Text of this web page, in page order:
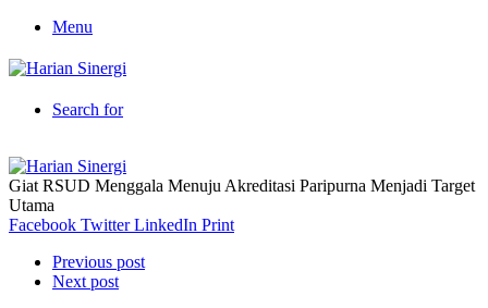
Menu
Search for
Giat RSUD Menggala Menuju Akreditasi Paripurna Menjadi Target
Utama
Facebook Twitter LinkedIn Print
Previous post
Next post